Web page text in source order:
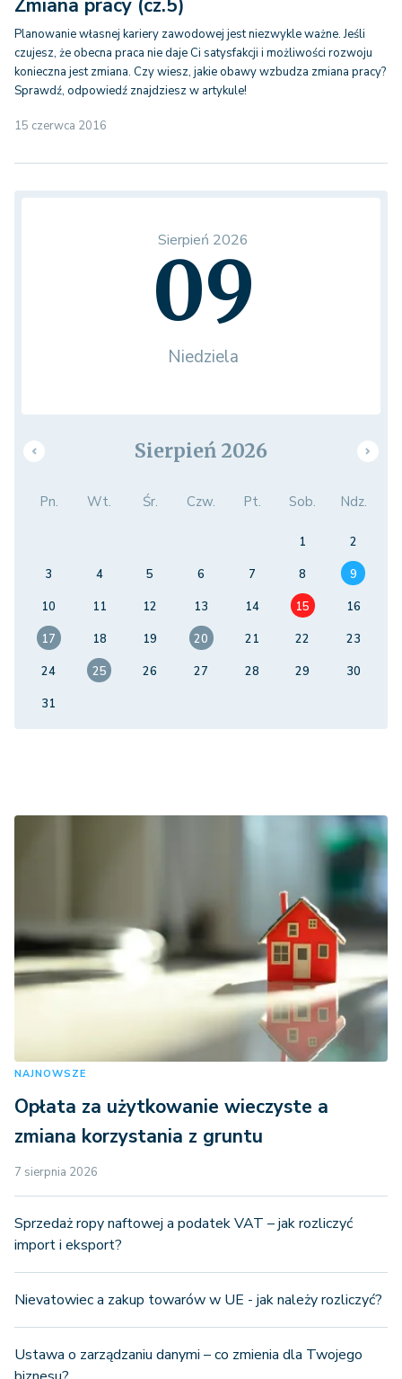
Zmiana pracy (cz.5)
Planowanie własnej kariery zawodowej jest niezwykle ważne. Jeśli
czujesz, że obecna praca nie daje Ci satysfakcji i możliwości rozwoju
konieczna jest zmiana. Czy wiesz, jakie obawy wzbudza zmiana pracy?
Sprawdź, odpowiedź znajdziesz w artykule!
15 czerwca 2016
Sierpień 2026
09
Niedziela
Sierpień 2026
Pn. Wt. Śr. Czw. Pt. Sob. Ndz.
1
2
3
4 5 6 7 8
9
10
11 12 13 14 15
16
17
18 19 20 21 22
23
24
25 26 27 28 29
30
31
NAJNOWSZE
Opłata za użytkowanie wieczyste a
zmiana korzystania z gruntu
7 sierpnia 2026
Sprzedaż ropy naftowej a podatek VAT – jak rozliczyć
import i eksport?
Nievatowiec a zakup towarów w UE - jak należy rozliczyć?
Ustawa o zarządzaniu danymi – co zmienia dla Twojego